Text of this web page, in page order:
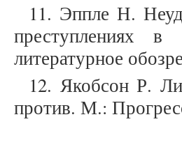
11. Эппле Н.
преступлениях
литературное
12. Якобсон Р.
против. М.: